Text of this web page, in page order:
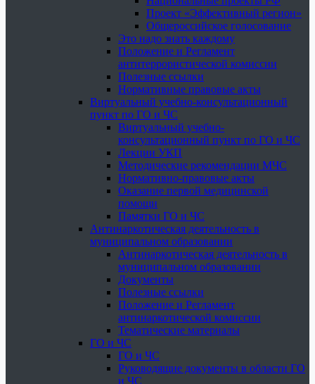
Проект «Эффективный регион»
Общероссийское голосование
Это надо знать каждому
Положение и Регламент
антитеррористической комиссии
Полезные ссылки
Нормативные правовые акты
Виртуальный учебно-консультационный
пункт по ГО и ЧС
Виртуальный учебно-
консультационный пункт по ГО и ЧС
Лекции УКП
Методические рекомендации МЧС
Нормативно-правовые акты
Оказание первой медицинской
помощи
Памятки ГО и ЧС
Антинаркотическая деятельность в
муниципальном образовании
Антинаркотическая деятельность в
муниципальном образовании
Документы
Полезные ссылки
Положение и Регламент
антинаркотической комиссии
Тематические материалы
ГО и ЧС
ГО и ЧС
Руководящие документы в области ГО
и ЧС